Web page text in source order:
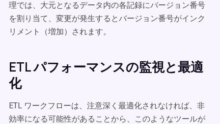
理では、大元となるデータ内の各記録にバージョン番号
を割り当て、変更が発生するとバージョン番号がインク
リメント（増加）されます。
ETL パフォーマンスの監視と最適
化
ETL ワークフローは、注意深く最適化されなければ、非
効率になる可能性があることから、このようなツールが